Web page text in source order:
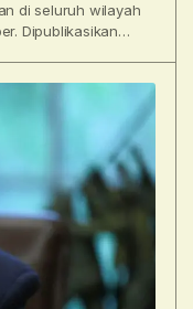
di seluruh wilayah
Dipublikasikan